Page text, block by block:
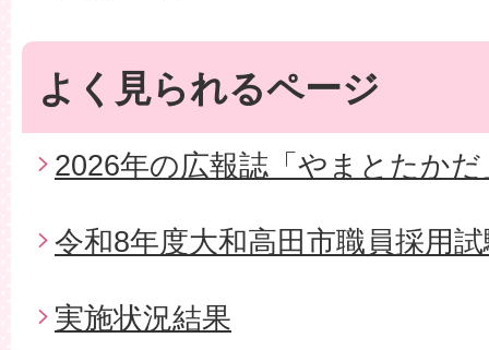
よく見られるページ
2026年の広報誌「やまとたかだ
令和8年度大和高田市職員採用
実施状況結果